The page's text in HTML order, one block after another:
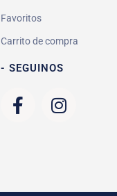
Favoritos
Carrito de compra
- SEGUINOS